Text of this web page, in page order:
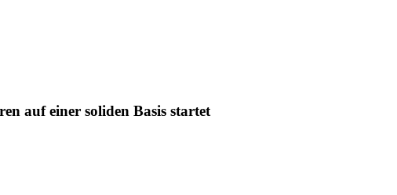
auf einer soliden Basis startet